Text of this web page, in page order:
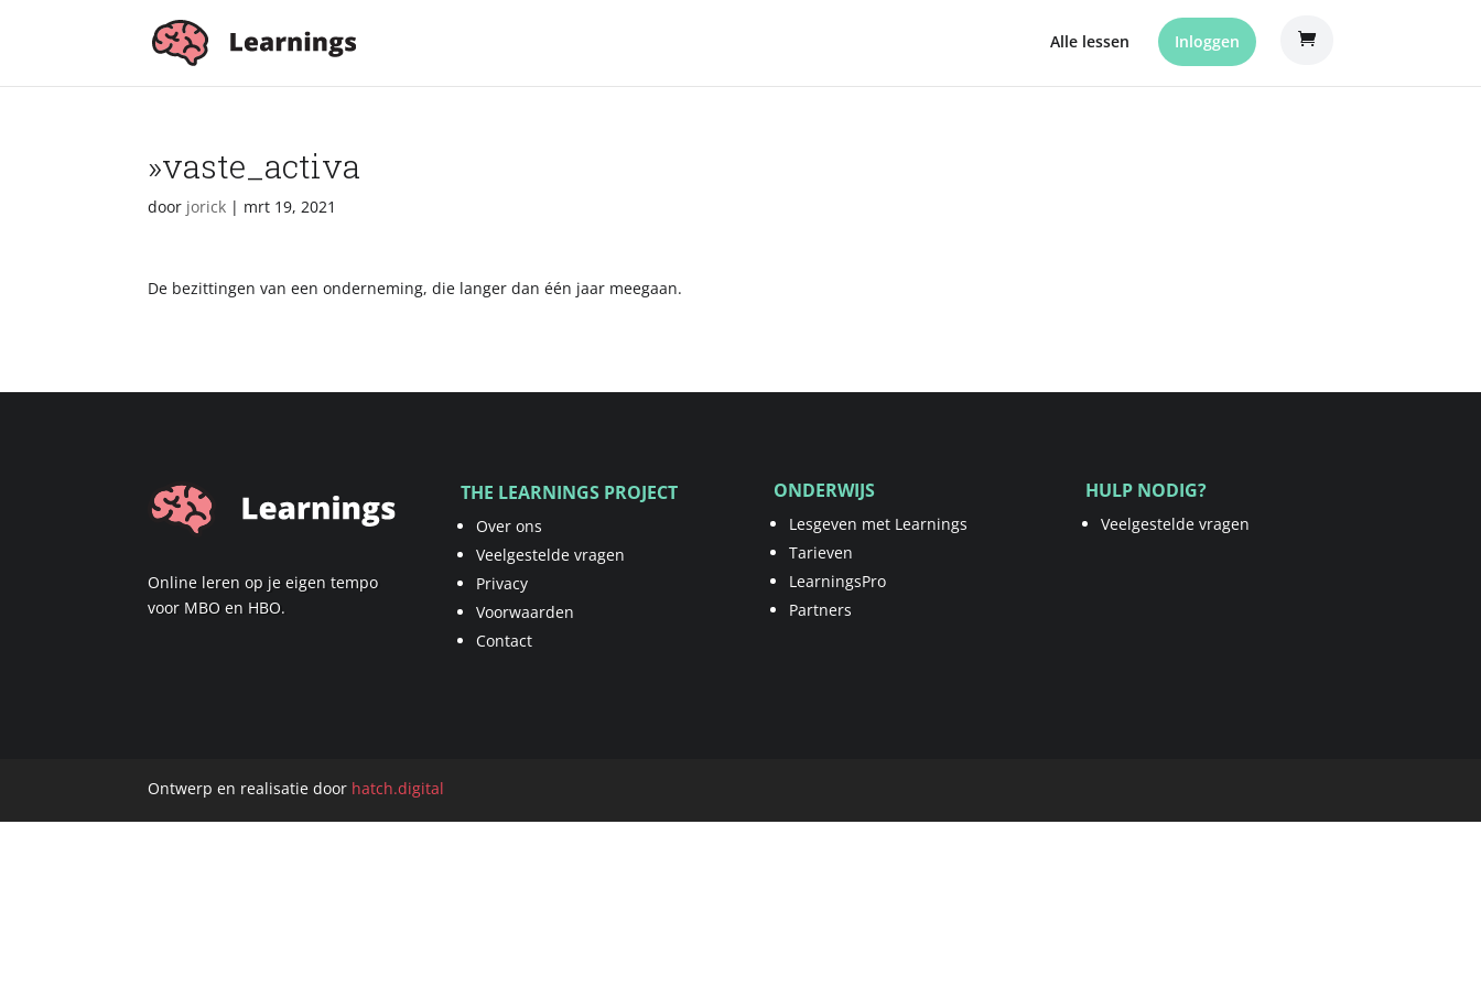
Alle lessen Inloggen
»vaste_activa
door jorick | mrt 19, 2021
De bezittingen van een onderneming, die langer dan één jaar meegaan.
Online leren op je eigen tempo
voor MBO en HBO.
THE LEARNINGS PROJECT
Over ons
Veelgestelde vragen
Privacy
Voorwaarden
Contact
ONDERWIJS
Lesgeven met Learnings
Tarieven
LearningsPro
Partners
HULP NODIG?
Veelgestelde vragen
Ontwerp en realisatie door hatch.digital